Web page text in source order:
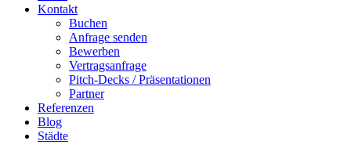
Kontakt
Buchen
Anfrage senden
Bewerben
Vertragsanfrage
Pitch-Decks / Präsentationen
Partner
Referenzen
Blog
Städte